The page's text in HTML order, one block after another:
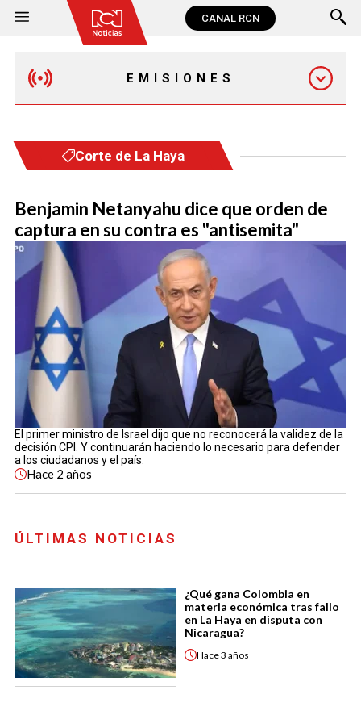
CANAL RCN
EMISIONES
Corte de La Haya
Benjamin Netanyahu dice que orden de
captura en su contra es "antisemita"
El primer ministro de Israel dijo que no reconocerá la validez de la
decisión CPI. Y continuarán haciendo lo necesario para defender
a los ciudadanos y el país.
Hace 2 años
ÚLTIMAS NOTICIAS
¿Qué gana Colombia en
materia económica tras fallo
en La Haya en disputa con
Nicaragua?
Hace3 años